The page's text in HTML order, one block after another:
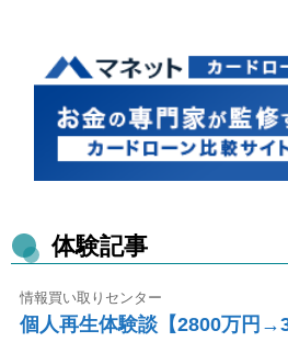
体験記事
情報買い取りセンター
個人再生体験談【2800万円